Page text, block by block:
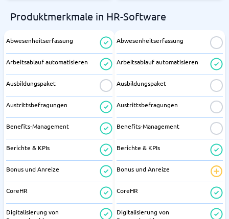
Produktmerkmale in HR-Software
Abwesenheitserfassung
Arbeitsablauf automatisieren
Ausbildungspaket
Austrittsbefragungen
Benefits-Management
Berichte & KPIs
Bonus und Anreize
CoreHR
Digitalisierung von
Abwesenheitserfassung
Arbeitsablauf automatisieren
Ausbildungspaket
Austrittsbefragungen
Benefits-Management
Berichte & KPIs
Bonus und Anreize
CoreHR
Digitalisierung von